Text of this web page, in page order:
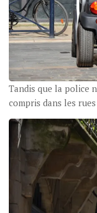
Tandis que la police
compris dans les